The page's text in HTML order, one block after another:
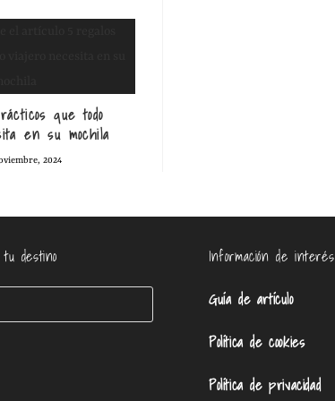
que todo
en su mochila
2024
destino
Información de interés
Guía de artículo
Política de cookies
Política de privacidad